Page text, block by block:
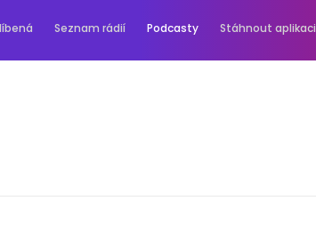
Seznam rádií Podcasty Stáhnout aplikaci